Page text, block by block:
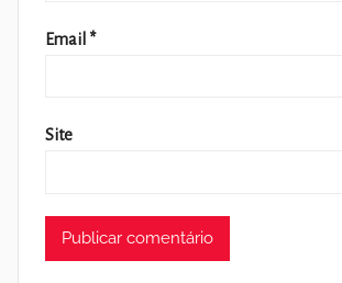
Email *
Site